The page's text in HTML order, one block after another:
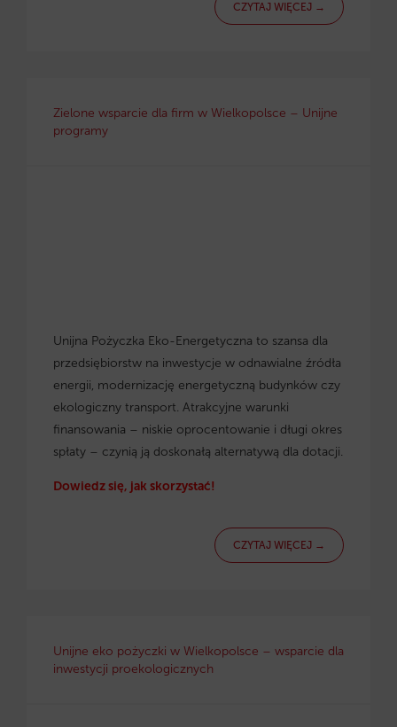
CZYTAJ WIĘCEJ →
Zielone wsparcie dla firm w Wielkopolsce – Unijne
programy
Unijna Pożyczka Eko-Energetyczna to szansa dla
przedsiębiorstw na inwestycje w odnawialne źródła
energii, modernizację energetyczną budynków czy
ekologiczny transport. Atrakcyjne warunki
finansowania – niskie oprocentowanie i długi okres
spłaty – czynią ją doskonałą alternatywą dla dotacji.
Dowiedz się, jak skorzystać!
CZYTAJ WIĘCEJ →
Unijne eko pożyczki w Wielkopolsce – wsparcie dla
inwestycji proekologicznych